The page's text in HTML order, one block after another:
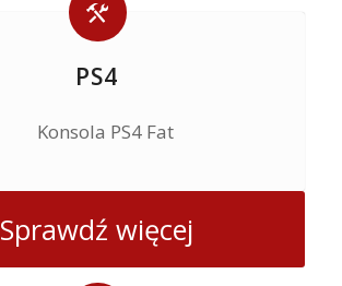
PS4
Sprawdź więcej